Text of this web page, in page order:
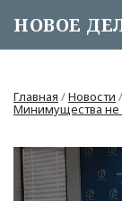
НОВОЕ
Главная /Новости /
Минимущества не